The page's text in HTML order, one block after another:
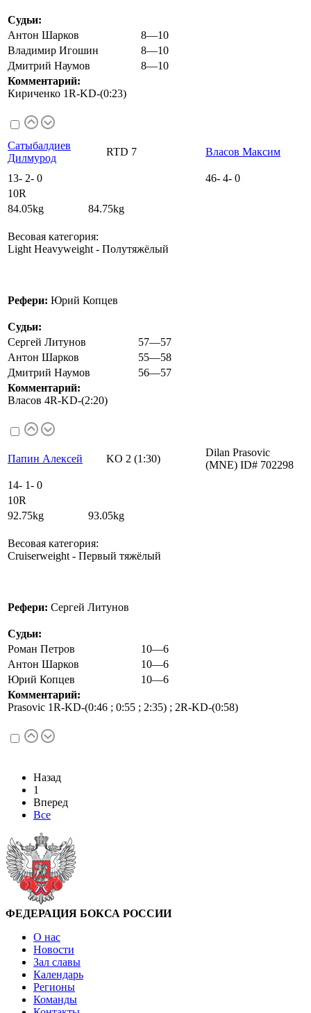
Судьи:
Антон Шарков
8—10
Владимир Игошин
8—10
Дмитрий Наумов
8—10
Комментарий:
Кириченко 1R-KD-(0:23)
Сатыбалдиев
Дилмурод
RTD 7 Власов Максим
13- 2- 0 46- 4- 0
10R
84.05kg 84.75kg
Весовая категория:
Light Heavyweight - Полутяжёлый
Рефери: Юрий Копцев
Судьи:
Сергей Литунов
57—57
Антон Шарков
55—58
Дмитрий Наумов
56—57
Комментарий:
Власов 4R-KD-(2:20)
Папин Алексей KO 2 (1:30)
Dilan Prasovic
(MNE) ID# 702298
14- 1- 0
10R
92.75kg 93.05kg
Весовая категория:
Cruiserweight - Первый тяжёлый
Рефери: Сергей Литунов
Судьи:
Роман Петров
10—6
Антон Шарков
10—6
Юрий Копцев
10—6
Комментарий:
Prasovic 1R-KD-(0:46 ; 0:55 ; 2:35) ; 2R-KD-(0:58)
Назад
1
Вперед
Все
ФЕДЕРАЦИЯ БОКСА РОССИИ
О нас
Новости
Зал славы
Календарь
Регионы
Команды